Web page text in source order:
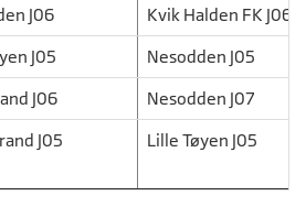
J06
Kvik Halden FK J06
J05
Nesodden J05
J06
Nesodden J07
J05 Lille Tøyen J05